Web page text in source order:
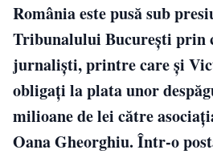
România este pusă sub
Tribunalului București prin
jurnaliști, printre care și
obligați la plata unor
milioane de lei către
Oana Gheorghiu. Într-o